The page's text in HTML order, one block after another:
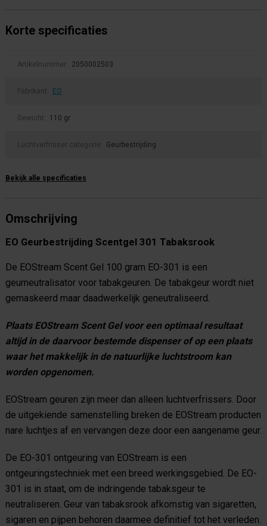
Korte specificaties
Artikelnummer: 2050002503
Fabrikant: EO
Gewicht: 110 gr
Luchtverfrisser categorie: Geurbestrijding
Bekijk alle specificaties
Omschrijving
EO Geurbestrijding Scentgel 301 Tabaksrook
De EOStream Scent Gel 100 gram EO-301 is een
geurneutralisator voor tabakgeuren. De tabakgeur wordt niet
gemaskeerd maar daadwerkelijk geneutraliseerd.
Plaats EOStream Scent Gel voor een optimaal resultaat
altijd in de daarvoor bestemde dispenser of op een plaats
waar het makkelijk in de natuurlijke luchtstroom kan
worden opgenomen.
EOStream geuren zijn meer dan alleen luchtverfrissers. Door
de uitgekiende samenstelling breken de EOStream producten
nare luchtjes af en vervangen deze door een aangename geur.
De EO-301 ontgeuring van EOStream is een
ontgeuringstechniek met een breed werkingsgebied. De EO-
301 is in staat, om de indringende tabaksgeur te
neutraliseren. Geur van tabaksrook afkomstig van sigaretten,
sigaren en pijpen behoren daarmee definitief tot het verleden.